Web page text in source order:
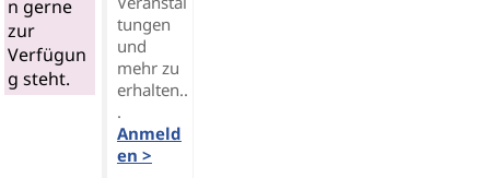
n gerne
zur
Verfügun
g steht.
tungen
und
mehr zu
erhalten..
.
Anmeld
en >